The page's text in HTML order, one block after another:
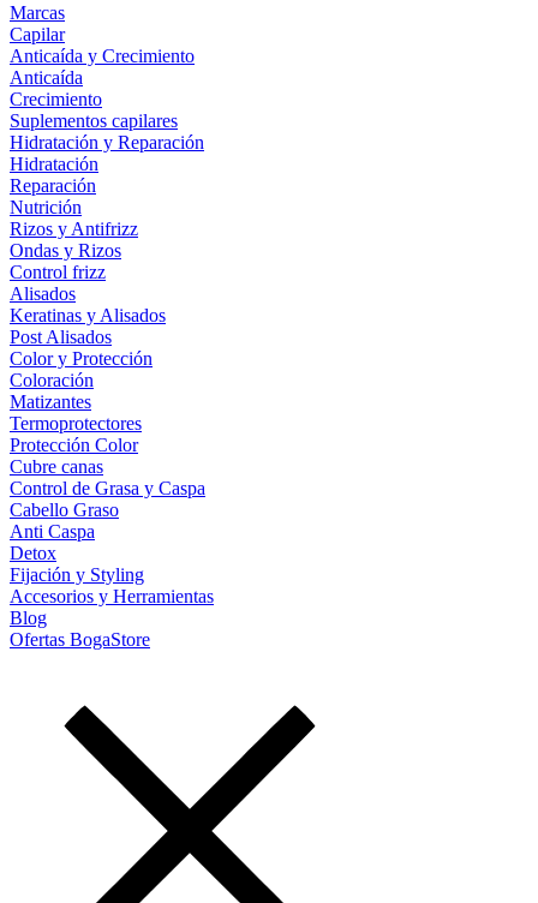
Marcas
Capilar
Anticaída y Crecimiento
Anticaída
Crecimiento
Suplementos capilares
Hidratación y Reparación
Hidratación
Reparación
Nutrición
Rizos y Antifrizz
Ondas y Rizos
Control frizz
Alisados
Keratinas y Alisados
Post Alisados
Color y Protección
Coloración
Matizantes
Termoprotectores
Protección Color
Cubre canas
Control de Grasa y Caspa
Cabello Graso
Anti Caspa
Detox
Fijación y Styling
Accesorios y Herramientas
Blog
Ofertas BogaStore